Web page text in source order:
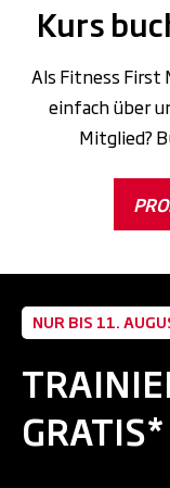
Kurs
Als Fitness First
einfach über
Mitglied?
NUR BIS 11.
GRATIS*